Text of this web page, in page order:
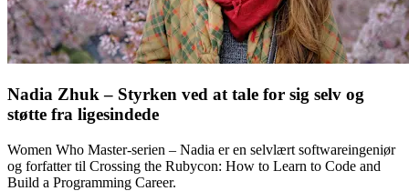
Nadia Zhuk – Styrken ved at tale for sig selv og
støtte fra ligesindede
Women Who Master-serien – Nadia er en selvlært softwareingeniør
og forfatter til Crossing the Rubycon: How to Learn to Code and
Build a Programming Career.